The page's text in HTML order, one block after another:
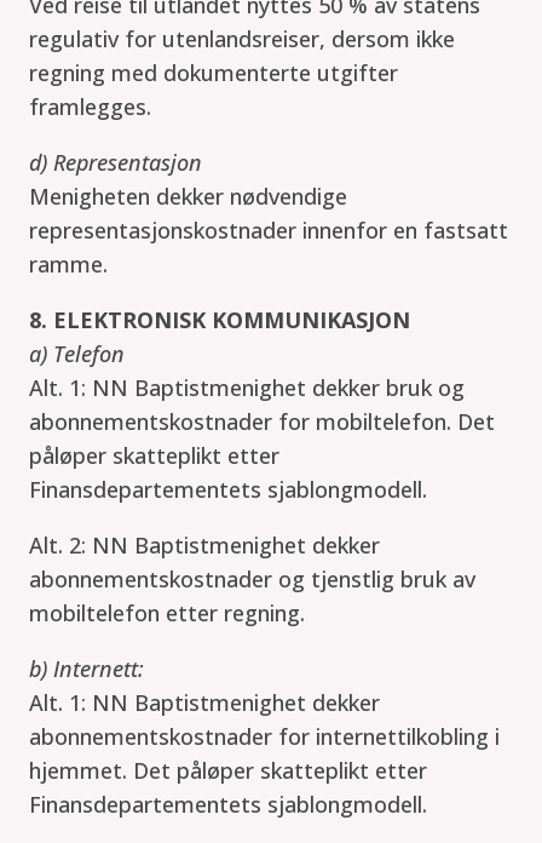
regulativ for utenlandsreiser, dersom ikke
regning med dokumenterte utgifter
framlegges.
d) Representasjon
Menigheten dekker nødvendige
representasjonskostnader innenfor en fastsatt
ramme.
8. ELEKTRONISK KOMMUNIKASJON
a) Telefon
Alt. 1: NN Baptistmenighet dekker bruk og
abonnementskostnader for mobiltelefon. Det
påløper skatteplikt etter
Finansdepartementets sjablongmodell.
Alt. 2: NN Baptistmenighet dekker
abonnementskostnader og tjenstlig bruk av
mobiltelefon etter regning.
b) Internett:
Alt. 1: NN Baptistmenighet dekker
abonnementskostnader for internettilkobling i
hjemmet. Det påløper skatteplikt etter
Finansdepartementets sjablongmodell.